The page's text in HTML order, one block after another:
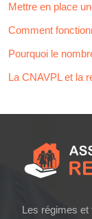
Mettre en place
Comment
Pourquoi le
La CNAVPL et la
Les régimes et